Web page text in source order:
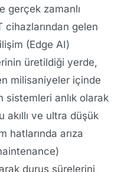
gerçek zamanlı
cihazlarından gelen
(Edge AI)
üretildiği yerde,
milisaniyeler içinde
anlık olarak
akıllı ve ultra düşük
hatlarında arıza
duruş sürelerini